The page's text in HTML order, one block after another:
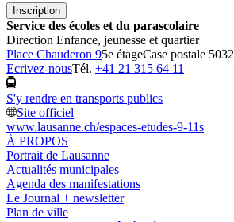
Inscription
Service des écoles et du parascolaire
Direction Enfance, jeunesse et quartier
Place Chauderon 95e étageCase postale 5032
Ecrivez-nousTél. +41 21 315 64 11
S'y rendre en transports publics
Site officiel
www.lausanne.ch/espaces-etudes-9-11s
À PROPOS
Portrait de Lausanne
Actualités municipales
Agenda des manifestations
Le Journal + newsletter
Plan de ville